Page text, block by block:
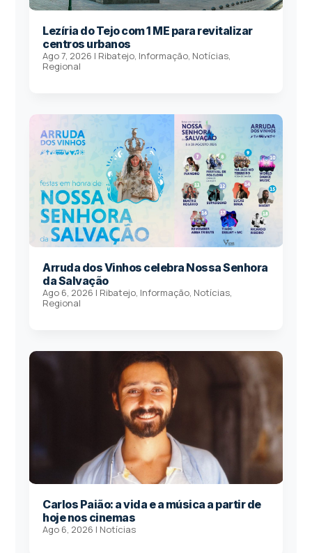
Lezíria do Tejo com 1 ME para revitalizar
centros urbanos
Ago 7, 2026 | Ribatejo, Informação, Notícias,
Regional
Arruda dos Vinhos celebra Nossa Senhora
da Salvação
Ago 6, 2026 | Ribatejo, Informação, Notícias,
Regional
Carlos Paião: a vida e a música a partir de
hoje nos cinemas
Ago 6, 2026 | Notícias